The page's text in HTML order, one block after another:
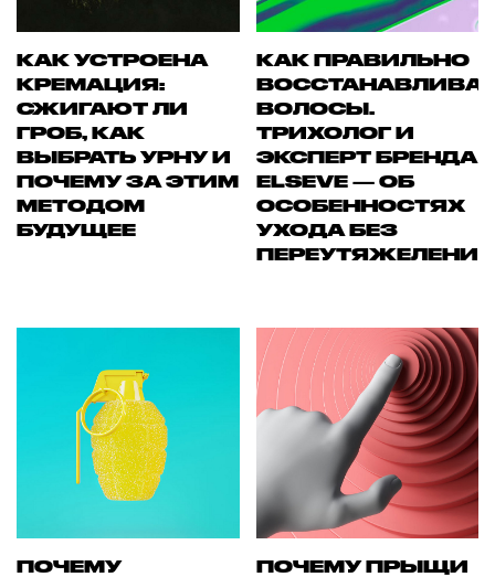
КАК УСТРОЕНА
КРЕМАЦИЯ:
СЖИГАЮТ ЛИ
ГРОБ, КАК
ВЫБРАТЬ УРНУ И
ПОЧЕМУ ЗА ЭТИМ
МЕТОДОМ
БУДУЩЕЕ
КАК ПРАВИЛЬНО
ВОЛОСЫ.
ТРИХОЛОГ И
ЭКСПЕРТ БРЕНДА
ELSEVE — ОБ
ОСОБЕННОСТЯХ
УХОДА БЕЗ
ПЕРЕУТЯЖЕЛЕНИЯ
ПОЧЕМУ
ПОЧЕМУ ПРЫЩИ